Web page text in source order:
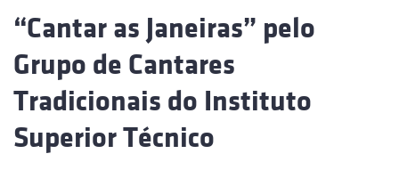
“Cantar as Janeiras” pelo
Grupo de Cantares
Tradicionais do Instituto
Superior Técnico